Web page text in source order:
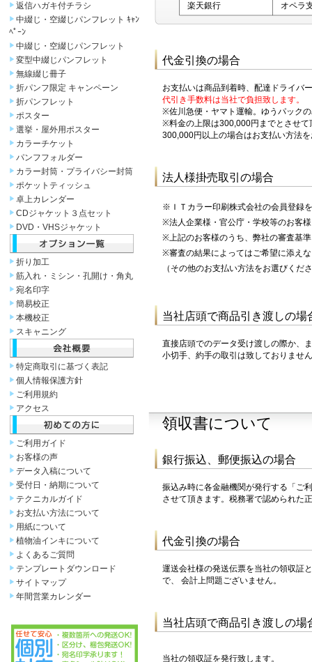
返信ハガキ付チラシ
中綴じ・空綴じパンフレット ｷｬﾝ
ﾍﾟｰﾝ
中綴じ・空綴じパンフレット
変型中綴じパンフレット
無線綴じ冊子
折パンフ限定 キャンペーン
折パンフレット
ポスター
選挙・屋外用ポスター
カラーチケット
パンフフォルダー
カラー封筒・プライバシー封筒
ポケットティッシュ
卓上カレンダー
CDジャケット３点セット
DVD・VHSジャケット
折り加工
筋入れ・ミシン・孔開け・角丸
宛名印字
簡易校正
本機校正
スキャニング
特定商取引に基づく表記
個人情報保護方針
ご利用規約
アクセス
ご利用ガイド
お客様の声
データ入稿について
受付日・納期について
テクニカルガイド
お支払い方法について
用紙について
植物油インキについて
よくあるご質問
テンプレートダウンロード
サイトマップ
年間営業カレンダー
楽天銀行 オペラ
代金引換の場合
お支払いは商品到着時、配達ドライバ
代引き手数料は当社で負担致します。
※佐川急便・ヤマト運輸。ゆうパック
※料金の上限は300,000円までとさせて
300,000円以上の場合はお支払い方法
法人様掛売取引の場合
※ＩＴカラー印刷株式会社の会員登録
※法人企業様・官公庁・学校等のお客
※上記のお客様のうち、弊社の審査基
※審査の結果によってはご希望に添え
（その他のお支払い方法をお選びくだ
当社店頭で商品引き渡しの場
直接店頭でのデータ受け渡しの際か、
小切手、約手の取引は致しておりませ
領収書について
銀行振込、郵便振込の場合
振込み時に各金融機関が発行する「ご
させて頂きます。税務署で認められた
代金引換の場合
運送会社様の発送伝票を当社の領収証
で、 会計上問題ございません。
当社店頭で商品引き渡しの場
当社の領収証を発行致します。